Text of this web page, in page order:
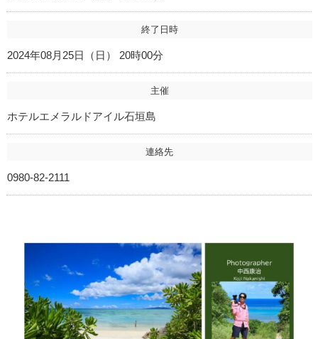
終了日時
2024年08月25日（日） 20時00分
主催
ホテルエメラルドアイル石垣島
連絡先
0980-82-2111